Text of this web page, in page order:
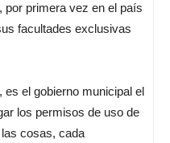
primera vez en el país
facultades exclusivas
es el gobierno municipal el
los permisos de uso de
cosas, cada